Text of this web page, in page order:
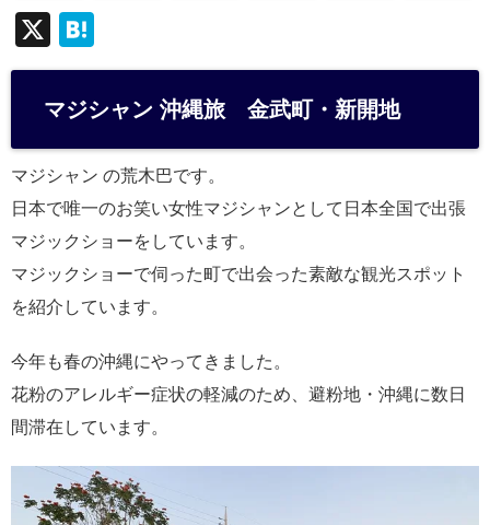
X
at
e
a
マジシャン 沖縄旅 金武町・新開地
マジシャン の荒木巴です。
日本で唯一のお笑い女性マジシャンとして日本全国で出張
マジックショーをしています。
マジックショーで伺った町で出会った素敵な観光スポット
を紹介しています。
今年も春の沖縄にやってきました。
花粉のアレルギー症状の軽減のため、避粉地・沖縄に数日
間滞在しています。